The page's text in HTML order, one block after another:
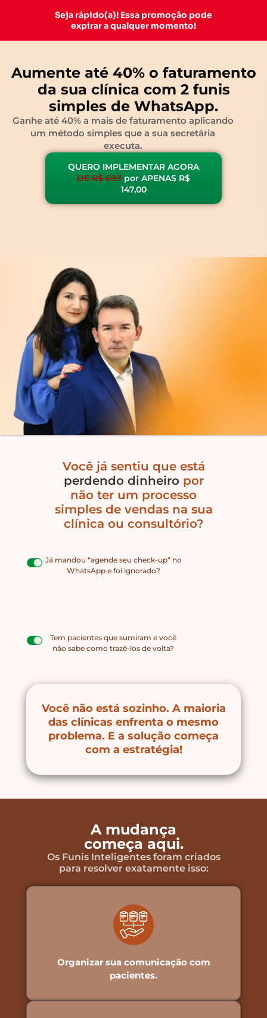
Seja rápido(a)! Essa promoção pode
expirar a qualquer momento!
Aumente até 40% o faturamento
da sua clínica com 2 funis
simples de WhatsApp.
Ganhe até 40% a mais de faturamento aplicando
um método simples que a sua secretária
executa.
QUERO IMPLEMENTAR AGORA
DE R$ 697 por APENAS R$
147,00
Você já sentiu que está
perdendo dinheiro por
não ter um processo
simples de vendas na sua
clínica ou consultório?
Já mandou “agende seu check-up” no
WhatsApp e foi ignorado?
Tem pacientes que sumiram e você
não sabe como trazê-los de volta?
Você não está sozinho. A maioria
das clínicas enfrenta o mesmo
problema. E a solução começa
com a estratégia!
A mudança
começa aqui.
Os Funis Inteligentes foram criados
para resolver exatamente isso:
Organizar sua comunicação com
pacientes.